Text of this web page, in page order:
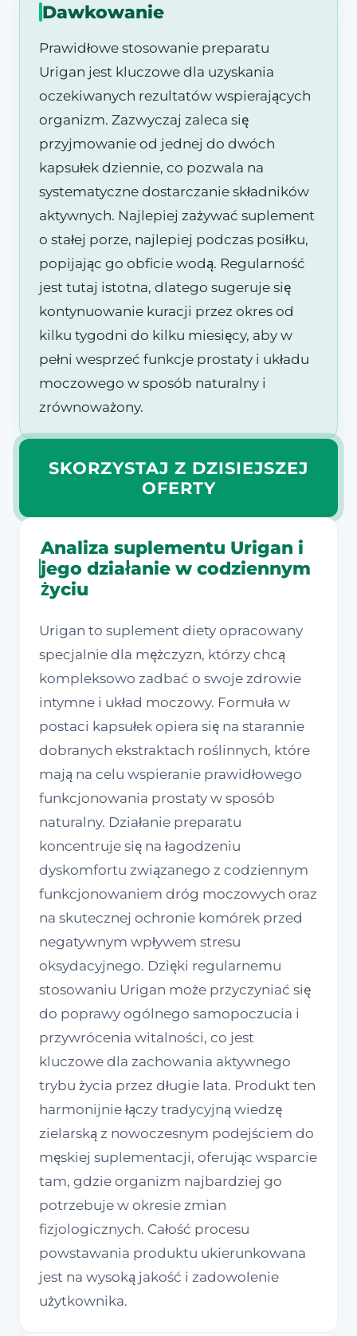
Dawkowanie
Prawidłowe stosowanie preparatu
Urigan jest kluczowe dla uzyskania
oczekiwanych rezultatów wspierających
organizm. Zazwyczaj zaleca się
przyjmowanie od jednej do dwóch
kapsułek dziennie, co pozwala na
systematyczne dostarczanie składników
aktywnych. Najlepiej zażywać suplement
o stałej porze, najlepiej podczas posiłku,
popijając go obficie wodą. Regularność
jest tutaj istotna, dlatego sugeruje się
kontynuowanie kuracji przez okres od
kilku tygodni do kilku miesięcy, aby w
pełni wesprzeć funkcje prostaty i układu
moczowego w sposób naturalny i
zrównoważony.
SKORZYSTAJ Z DZISIEJSZEJ
OFERTY
Analiza suplementu Urigan i
jego działanie w codziennym
życiu
Urigan to suplement diety opracowany
specjalnie dla mężczyzn, którzy chcą
kompleksowo zadbać o swoje zdrowie
intymne i układ moczowy. Formuła w
postaci kapsułek opiera się na starannie
dobranych ekstraktach roślinnych, które
mają na celu wspieranie prawidłowego
funkcjonowania prostaty w sposób
naturalny. Działanie preparatu
koncentruje się na łagodzeniu
dyskomfortu związanego z codziennym
funkcjonowaniem dróg moczowych oraz
na skutecznej ochronie komórek przed
negatywnym wpływem stresu
oksydacyjnego. Dzięki regularnemu
stosowaniu Urigan może przyczyniać się
do poprawy ogólnego samopoczucia i
przywrócenia witalności, co jest
kluczowe dla zachowania aktywnego
trybu życia przez długie lata. Produkt ten
harmonijnie łączy tradycyjną wiedzę
zielarską z nowoczesnym podejściem do
męskiej suplementacji, oferując wsparcie
tam, gdzie organizm najbardziej go
potrzebuje w okresie zmian
fizjologicznych. Całość procesu
powstawania produktu ukierunkowana
jest na wysoką jakość i zadowolenie
użytkownika.